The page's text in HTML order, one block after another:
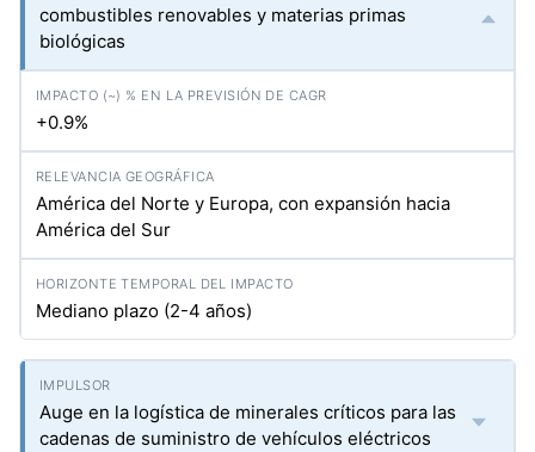
combustibles renovables y materias primas
biológicas
+0.9%
América del Norte y Europa, con expansión hacia
América del Sur
Mediano plazo (2-4 años)
Auge en la logística de minerales críticos para las
cadenas de suministro de vehículos eléctricos